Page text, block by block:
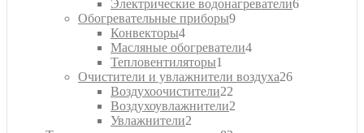
товаров
Электрические водонагреватели66
Обогревательные приборы99
Конвекторы44
товара
Масляные обогреватели44
Тепловентиляторы1
товар
Очистители и увлажнители воздуха2626
Воздухоочистители22
товара
Воздухоувлажнители2
Увлажнители2